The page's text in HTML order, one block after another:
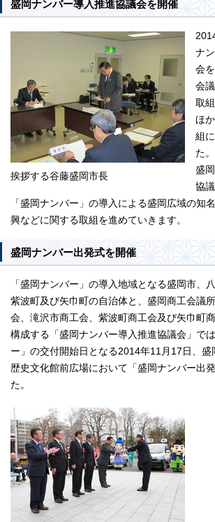
盛岡ナンバー導入推進協議会を開催
挨拶する谷藤盛岡市長
ナ
会
会
取
ほ
組
た。
盛
協
「盛岡ナンバー」の導入による盛岡広域の知
興などに関する取組を進めていきます。
盛岡ナンバー出発式を開催
「盛岡ナンバー」の導入地域となる盛岡市、
紫波町及び矢巾町の自治体と、盛岡商工会議
会、滝沢市商工会、紫波町商工会及び矢巾町
構成する「盛岡ナンバー導入推進協議会」で
ー」の交付開始日となる2014年11月17日、盛
歴史文化館前広場において「盛岡ナンバー出
た。